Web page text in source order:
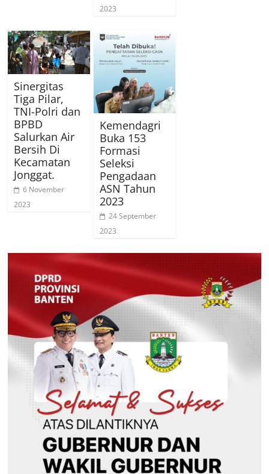
2023
Sinergitas
Tiga Pilar,
TNI-Polri dan
BPBD
Salurkan Air
Bersih Di
Kecamatan
Jonggat.
6 November
2023
Kemendagri
Buka 153
Formasi
Seleksi
Pengadaan
ASN Tahun
2023
24 September
2023